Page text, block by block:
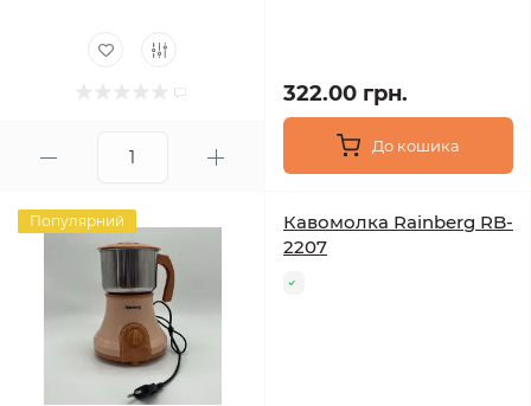
322.00 грн.
До кошика
Популярний
Кавомолка Rainberg RB-
2207